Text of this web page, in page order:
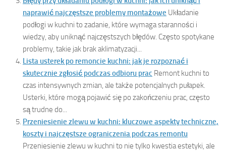
naprawić najczęstsze problemy montażowe Układanie
podłogi w kuchni to zadanie, które wymaga staranności i
wiedzy, aby uniknąć najczęstszych błędów. Często spotykane
problemy, takie jak brak aklimatyzacji...
Lista usterek po remoncie kuchni: jak je rozpoznać i
skutecznie zgłosić podczas odbioru prac Remont kuchni to
czas intensywnych zmian, ale także potencjalnych pułapek.
Usterki, które mogą pojawić się po zakończeniu prac, często
są trudne do...
Przeniesienie zlewu w kuchni: kluczowe aspekty techniczne,
koszty i najczęstsze ograniczenia podczas remontu
Przeniesienie zlewu w kuchni to nie tylko kwestia estetyki, ale